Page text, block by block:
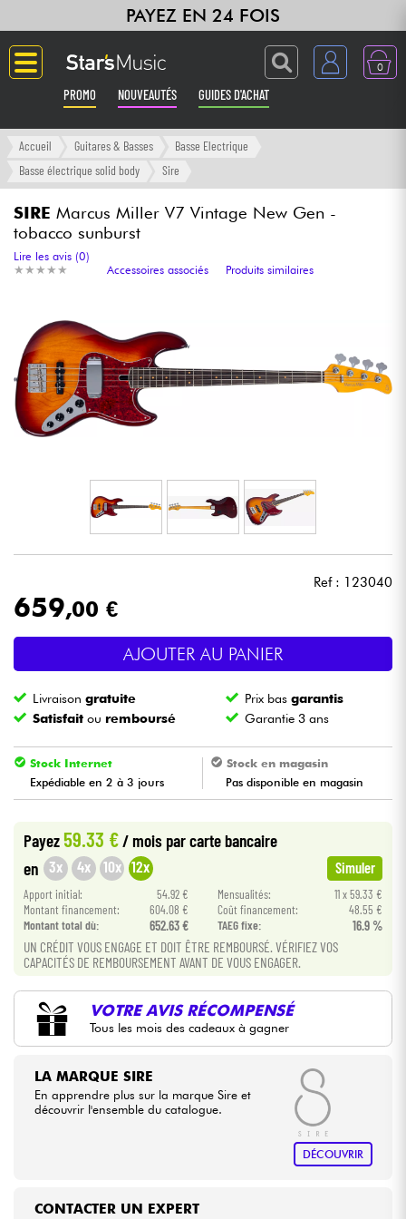
PAYEZ EN 24 FOIS
0
PROMO NOUVEAUTÉS GUIDES D'ACHAT
Langue
Amplis & Effets
Synthés & Sampleurs
Home Studio
Casques
Eclairage
Batteries & Percu
Vents
Violons & Quatuor
Câbles & Access.
HiFi
Packs
Voir nos marques
Accueil Guitares & Basses
Basse Electrique
Basse électrique solid body
Sire
SIRE Marcus Miller V7 Vintage New Gen -
tobacco sunburst
★ ★ ★ ★ ★
★ ★ ★ ★ ★
Lire les avis (0)
Accessoires associés
Produits similaires
Ref : 123040
659,00 €
AJOUTER AU PANIER
Livraisongratuite Prix basgarantis
Satisfait ou remboursé Garantie 3 ans
Stock Internet
Expédiable en 2 à 3 jours
Stock en magasin
Pas disponible en magasin
Payez59.33 €/ mois par carte bancaire
en 3x 4x 10x 12x Simuler
Apport initial: 54.92 € Mensualités:
11 x 59.33 €
Montant financement:
604.08 € Coût financement:
48.55 €
Montant total dù:
652.63 € TAEG fixe: 16.9 %
UN CRÉDIT VOUS ENGAGE ET DOIT ÊTRE REMBOURSÉ. VÉRIFIEZ VOS
CAPACITÉS DE REMBOURSEMENT AVANT DE VOUS ENGAGER.
VOTRE AVIS RÉCOMPENSÉ
Tous les mois des cadeaux à gagner
LA MARQUE SIRE
En apprendre plus sur la marque Sire et
découvrir l'ensemble du catalogue.
DÉCOUVRIR
CONTACTER UN EXPERT